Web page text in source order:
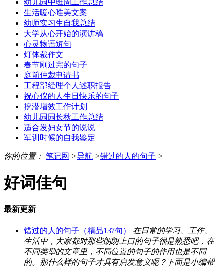
幼儿园中班周工作总结
生活暖心唯美文案
幼师实习生自我总结
大学从心开始的演讲稿
心灵物语短句
灯体裁作文
春节刚过完的句子
庭前仲裁申请书
工程部经理个人述职报告
祝心仪的人生日快乐的句子
挖潜增效工作计划
幼儿园园长秋工作总结
适合发妇女节的说说
军训时候的自我鉴定
你的位置： 笔记网 >导航 >错过的人的句子 >
好词佳句
最新更新
错过的人的句子（精品137句）
在日常的学习、工作、
生活中，大家都对那些朗朗上口的句子很是熟悉吧，在
不同类型的文章里，不同位置的句子的作用也是不同
的。那什么样的句子才具有启发意义呢？下面是小编帮